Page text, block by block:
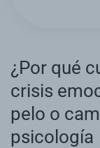
¿Por qué
crisis
pelo o
psicología